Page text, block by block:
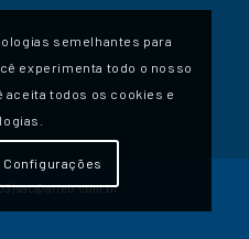
|sac@arteb.com.br
semelhantes para
experimenta todo o nosso
aceita todos os cookies e
Configurações